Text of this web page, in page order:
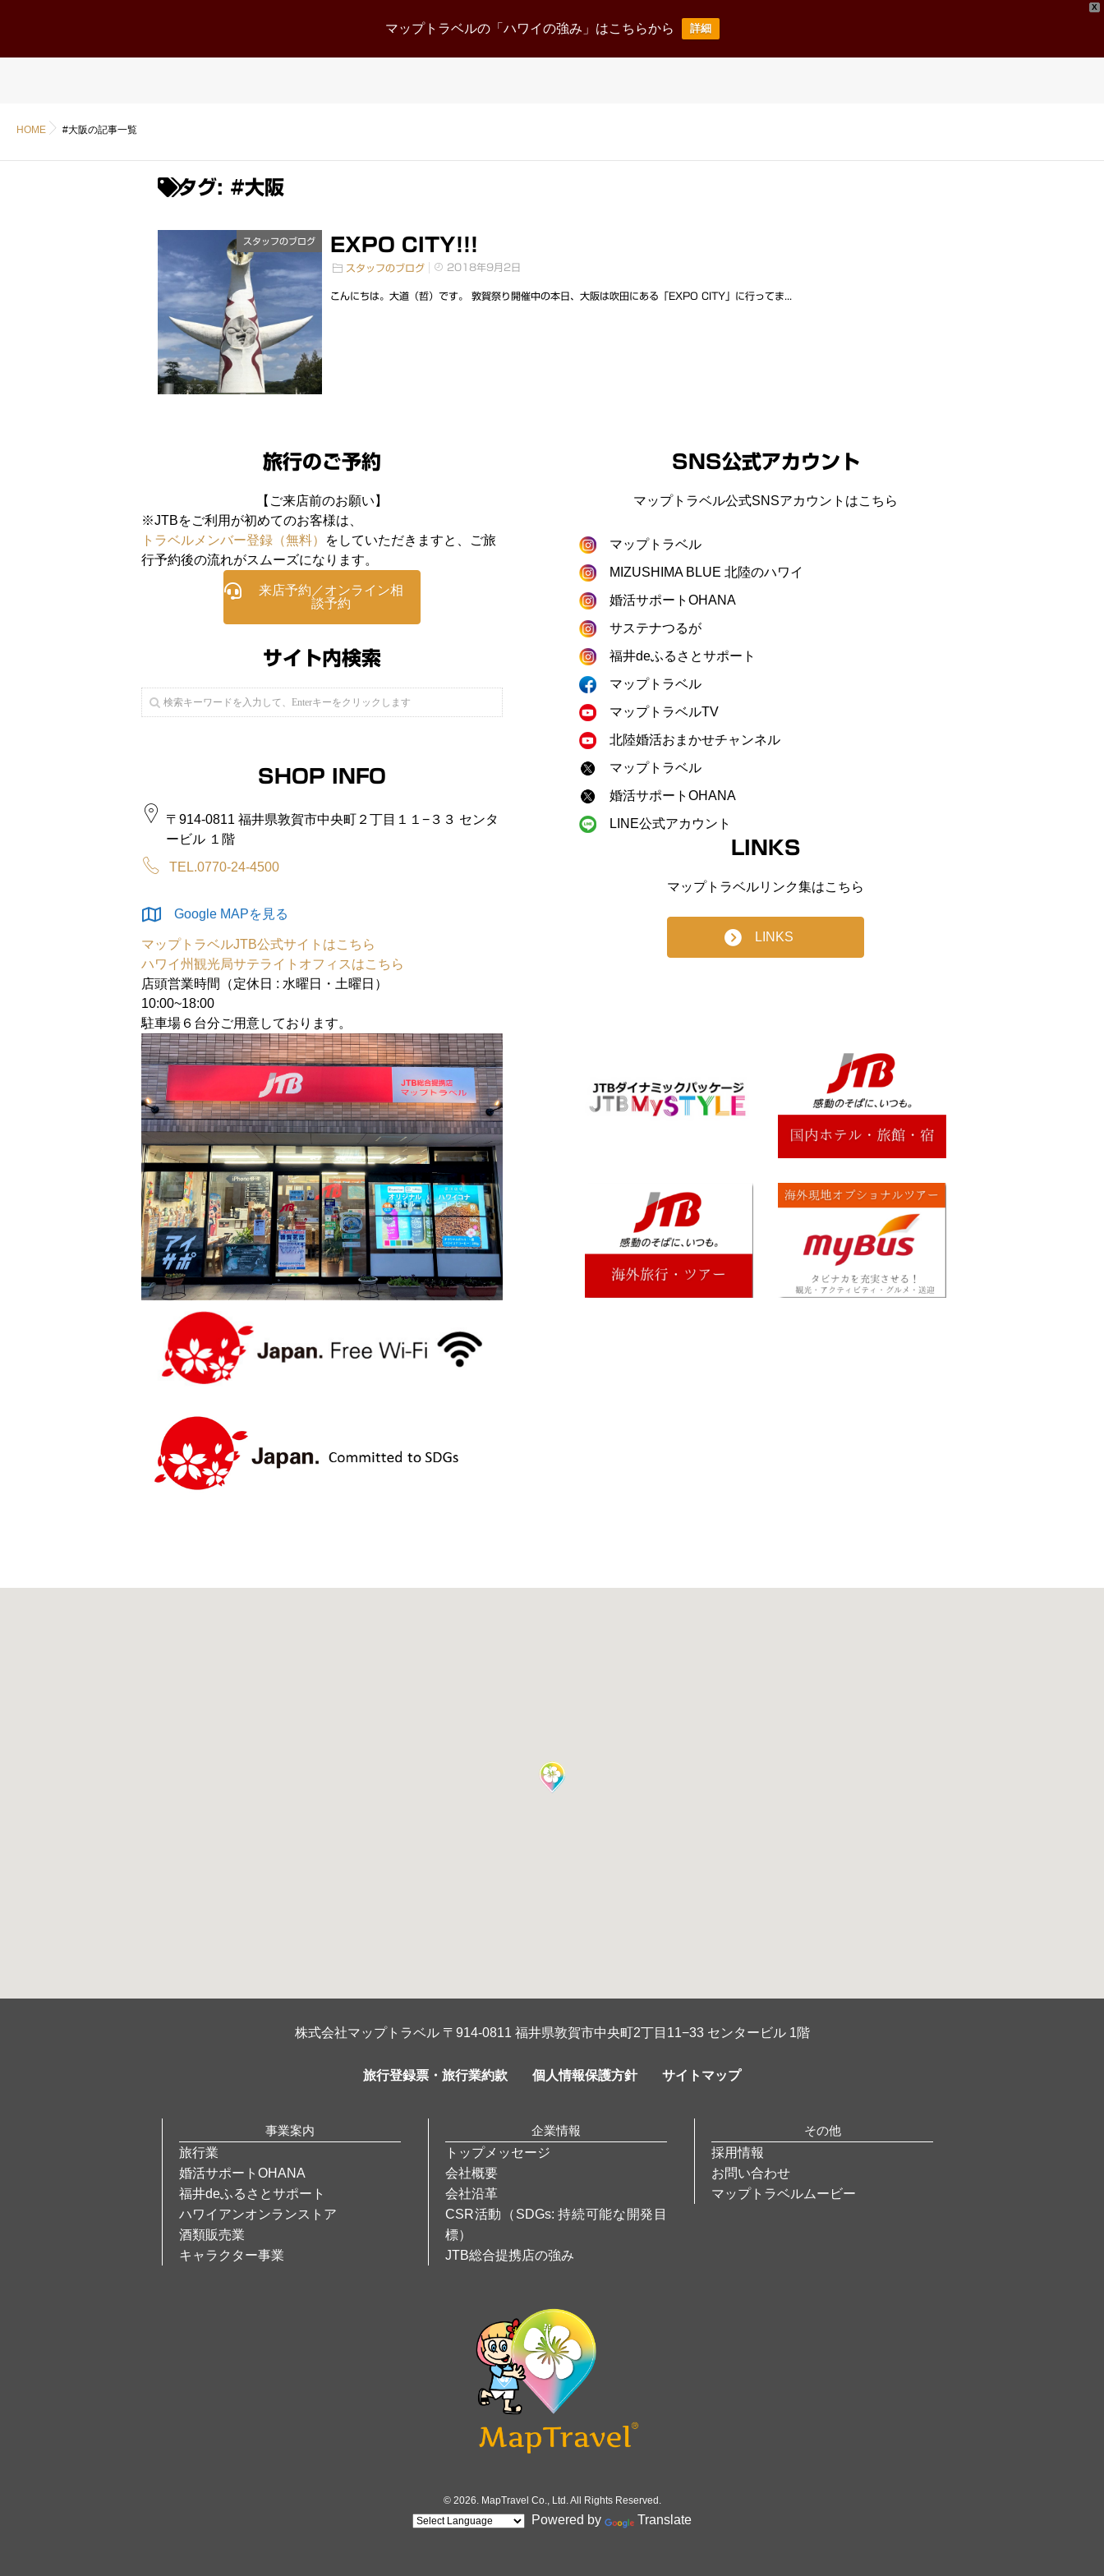
X
マップトラベルの「ハワイの強み」はこちらから 詳細
News Release Business corporate
採用情報
Recruit
お問い合わせ
HOME #大阪の記事一覧
タグ: #大阪
スタッフのブログ EXPO CITY!!!
スタッフのブログ 2018年9月2日
こんにちは。大道（哲）です。 敦賀祭り開催中の本日、大阪は吹田にある「EXPO CITY」に行ってま...
旅行のご予約
【ご来店前のお願い】
※JTBをご利用が初めてのお客様は、
トラベルメンバー登録（無料）
をしていただきますと、ご旅
行予約後の流れがスムーズになります。
来店予約／オンライン相
談予約
サイト内検索
SHOP INFO
〒914-0811 福井県敦賀市中央町２丁目１１−３３ センタ
ービル １階
TEL.0770-24-4500
Google MAPを見る
マップトラベルJTB公式サイトはこちら
ハワイ州観光局サテライトオフィスはこちら
店頭営業時間（定休日 : 水曜日・土曜日）
10:00~18:00
駐車場６台分ご用意しております。
SNS公式アカウント
マップトラベル公式SNSアカウントはこちら
マップトラベル
MIZUSHIMA BLUE 北陸のハワイ
婚活サポートOHANA
サステナつるが
福井deふるさとサポート
マップトラベル
マップトラベルTV
北陸婚活おまかせチャンネル
マップトラベル
婚活サポートOHANA
LINE公式アカウント
LINKS
マップトラベルリンク集はこちら
LINKS
株式会社マップトラベル 〒914-0811 福井県敦賀市中央町2丁目11−33 センタービル 1階
旅行登録票・旅行業約款 個人情報保護方針 サイトマップ
事業案内
旅行業
婚活サポートOHANA
福井deふるさとサポート
ハワイアンオンランストア
酒類販売業
キャラクター事業
企業情報
トップメッセージ
会社概要
会社沿革
CSR活動（SDGs: 持続可能な開発目
標）
JTB総合提携店の強み
その他
採用情報
お問い合わせ
マップトラベルムービー
© 2026. MapTravel Co., Ltd. All Rights Reserved.
Powered by Translate